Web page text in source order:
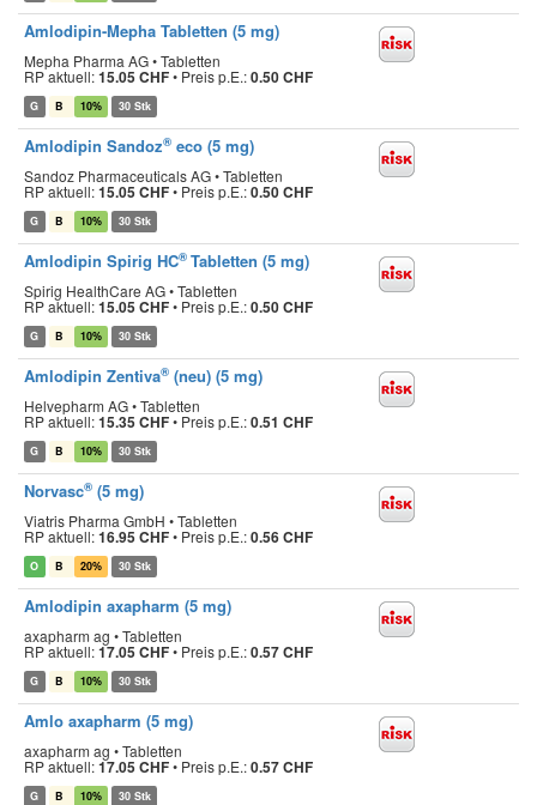
Amlodipin-Mepha Tabletten (5 mg)
Mepha Pharma AG • Tabletten
RP aktuell:15.05 CHF• Preis p.E.:0.50 CHF
G B 10% 30 Stk
Amlodipin Sandoz® eco (5 mg)
Sandoz Pharmaceuticals AG • Tabletten
RP aktuell:15.05 CHF• Preis p.E.:0.50 CHF
G B 10% 30 Stk
Amlodipin Spirig HC® Tabletten (5 mg)
Spirig HealthCare AG • Tabletten
RP aktuell:15.05 CHF• Preis p.E.:0.50 CHF
G B 10% 30 Stk
Amlodipin Zentiva® (neu) (5 mg)
Helvepharm AG • Tabletten
RP aktuell:15.35 CHF• Preis p.E.:0.51 CHF
G B 10% 30 Stk
Norvasc® (5 mg)
Viatris Pharma GmbH • Tabletten
RP aktuell:16.95 CHF• Preis p.E.:0.56 CHF
O B 20% 30 Stk
Amlodipin axapharm (5 mg)
axapharm ag • Tabletten
RP aktuell:17.05 CHF• Preis p.E.:0.57 CHF
G B 10% 30 Stk
Amlo axapharm (5 mg)
axapharm ag • Tabletten
RP aktuell:17.05 CHF• Preis p.E.:0.57 CHF
G B 10% 30 Stk